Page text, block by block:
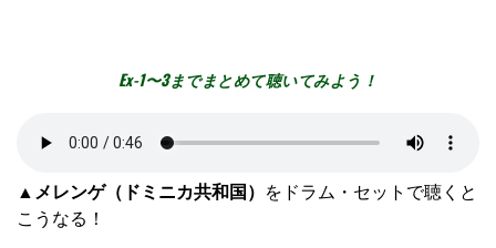
Ex-1〜3までまとめて聴いてみよう！
▲メレンゲ（ドミニカ共和国） をドラム・セットで聴くと
こうなる！